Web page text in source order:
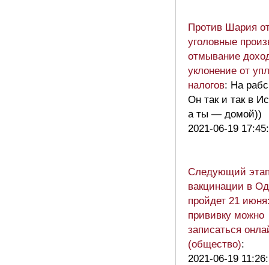
Против Шария
уголовные
отмывание
уклонение от
налогов: На
Он так и так в
а ты — домой))
2021-06-19
Следующий
вакцинации в
пройдет 21
прививку можно
записаться
(общество):
2021-06-19